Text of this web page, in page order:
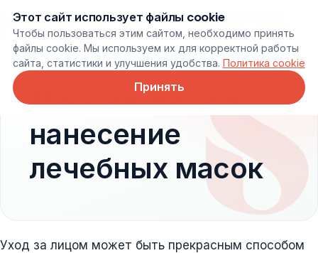
Онлайн запись
Массаж лица и
нанесение
лечебных масок
Уход за лицом может быть прекрасным способом
Этот сайт использует файлы cookie
Чтобы пользоваться этим сайтом, необходимо принять
файлы cookie. Мы используем их для корректной работы
сайта, статистики и улучшения удобства. Политика cookie
Принять